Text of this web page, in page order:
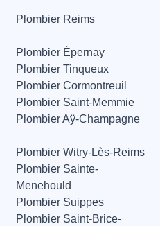
Plombier Reims
Plombier Épernay
Plombier Tinqueux
Plombier Cormontreuil
Plombier Saint-Memmie
Plombier Aÿ-Champagne
Plombier Witry-Lès-Reims
Plombier Sainte-
Menehould
Plombier Suippes
Plombier Saint-Brice-